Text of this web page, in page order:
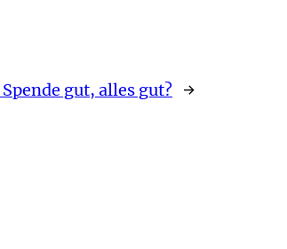
Spende gut, alles gut? →